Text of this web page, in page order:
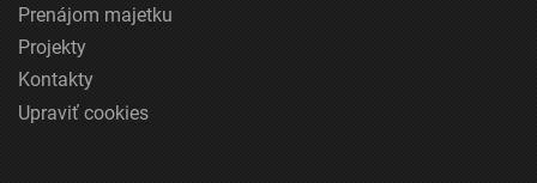
Prenájom majetku
Projekty
Kontakty
Upraviť cookies